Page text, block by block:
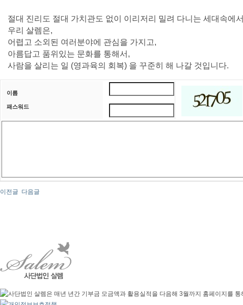
절대 진리도 절대 가치관도 없이 이리저리 밀려 다니는 세대속에서
우리 살렘은,
어렵고 소외된 여러분야에 관심을 가지고,
아름답고 품위있는 문화를 통해서,
사람을 살리는 일 (영과육의 회복) 을 꾸준히 해 나갈 것입니다.
이름
패스워드
이전글 다음글